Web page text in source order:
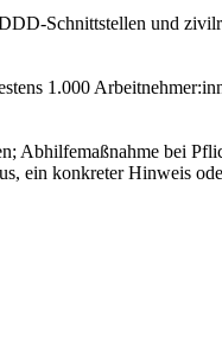
Schnittstellen und
1.000
Abhilfemaßnahme bei
ein konkreter Hinweis